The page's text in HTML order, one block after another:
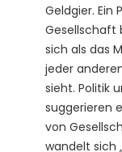
Geldgier. Ein
Gesellschaft
sich als das
jeder
sieht. Politik
suggerieren
von
wandelt sich